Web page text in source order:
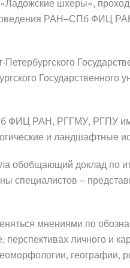
шхеры»,
РАН–СПб ФИЦ
Государственного
ФИЦ РАН, РГГМУ, РГПУ
и ландшафтные
обобщающий доклад по
специалистов –
мнениями по
личного и
географии,